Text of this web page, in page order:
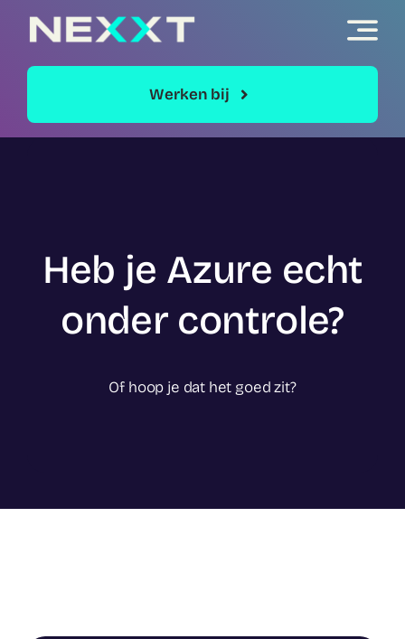
content
Werken bij
Heb je Azure echt
onder controle?
Of hoop je dat het goed zit?